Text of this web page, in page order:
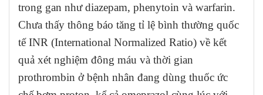
trong gan như diazepam, phenytoin và warfarin.
Chưa thấy thông báo tăng tỉ lệ bình thường quốc
tế INR (International Normalized Ratio) về kết
quả xét nghiệm đông máu và thời gian
prothrombin ở bệnh nhân đang dùng thuốc ức